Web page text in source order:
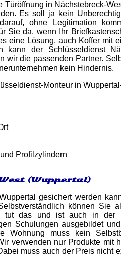
in Nächstebreck-
Es soll ja kein
ohne Legitimation
Sie da, wenn Ihr
eine Lösung, auch Koffer mit
der Schlüsseldienst
wir die passenden Partner.
kein Hindernis.
Profilzylindern
(Wuppertal)
gesichert werden
können Sie
tut das und ist auch in der
Schulungen ausgebildet
Wohnung muss kein
verwenden nur Produkte mit
muss auch der Preis nicht